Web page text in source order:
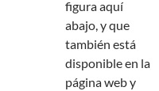
figura aquí
abajo, y que
también está
disponible en la
página web y